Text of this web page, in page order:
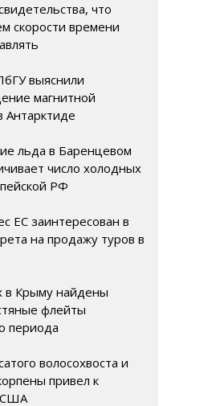
что
скорости времени
выяснили
магнитной
Антарктиде
льда в Баренцевом
число холодных
РФ
ЕС заинтересован в
на продажу туров в
в Крыму найдены
флейты
периода
волосохвоста и
привел к
США